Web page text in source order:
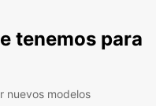
tenemos para
nuevos modelos